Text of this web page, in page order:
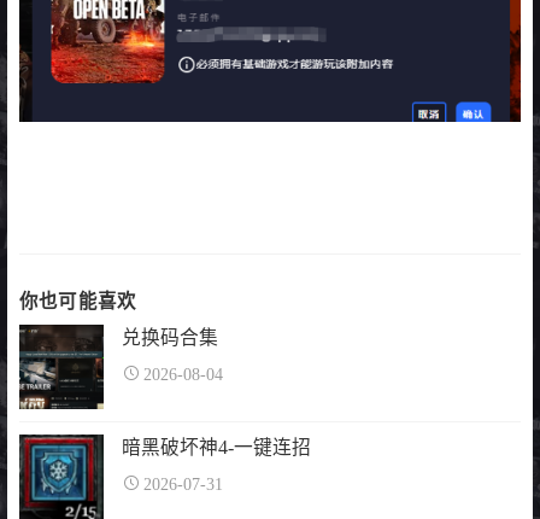
你也可能喜欢
兑换码合集
2026-08-04
暗黑破坏神4-一键连招
2026-07-31